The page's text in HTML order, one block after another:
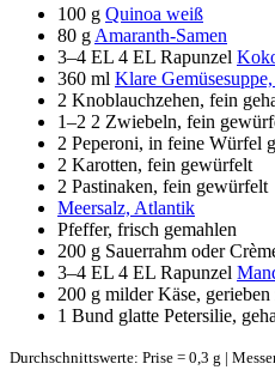
100 g Quinoa weiß
80 g Amaranth-Samen
3–4 EL 4 EL Rapunzel
360 ml Klare
2 Knoblauchzehen, fein
1–2 2 Zwiebeln, fein
2 Peperoni, in feine Würfel
2 Karotten, fein gewürfelt
2 Pastinaken, fein gewürfelt
Meersalz, Atlantik
Pfeffer, frisch gemahlen
200 g Sauerrahm oder
3–4 EL 4 EL Rapunzel
200 g milder Käse,
1 Bund glatte Petersilie,
Durchschnittswerte: Prise = 0,3 g |